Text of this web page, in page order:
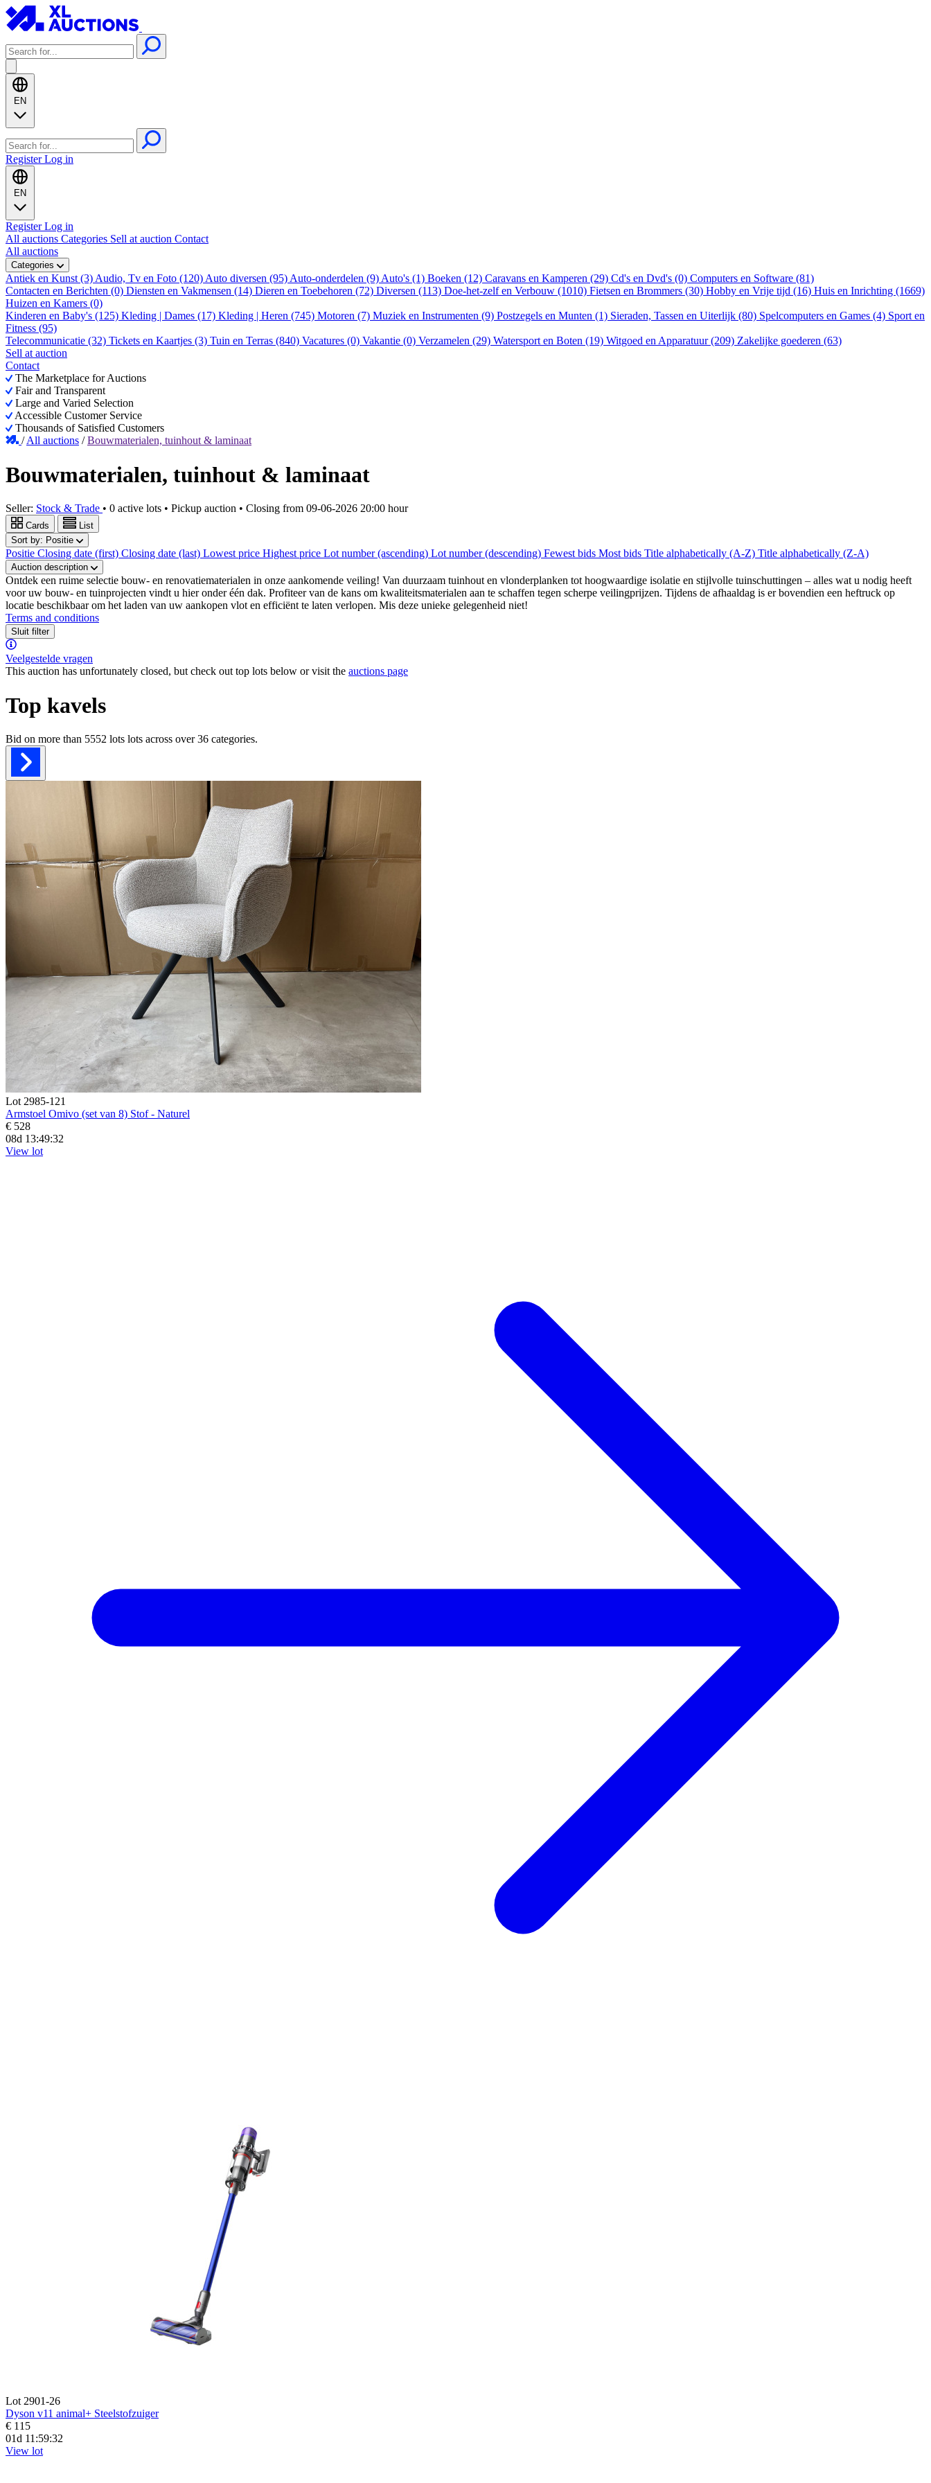
EN
RegisterLog in
EN
RegisterLog in
All auctions Categories Sell at auction Contact
All auctions
Categories
Antiek en Kunst (3) Audio, Tv en Foto (120) Auto diversen (95) Auto-onderdelen (9) Auto's (1) Boeken (12) Caravans en Kamperen (29) Cd's en Dvd's (0) Computers en Software (81)
Contacten en Berichten (0) Diensten en Vakmensen (14) Dieren en Toebehoren (72) Diversen (113) Doe-het-zelf en Verbouw (1010) Fietsen en Brommers (30) Hobby en Vrije tijd (16) Huis en Inrichting (1669)
Huizen en Kamers (0)
Kinderen en Baby's (125) Kleding | Dames (17) Kleding | Heren (745) Motoren (7) Muziek en Instrumenten (9) Postzegels en Munten (1) Sieraden, Tassen en Uiterlijk (80) Spelcomputers en Games (4) Sport en
Fitness (95)
Telecommunicatie (32) Tickets en Kaartjes (3) Tuin en Terras (840) Vacatures (0) Vakantie (0) Verzamelen (29) Watersport en Boten (19) Witgoed en Apparatuur (209) Zakelijke goederen (63)
Sell at auction
Contact
The Marketplace for Auctions
Fair and Transparent
Large and Varied Selection
Accessible Customer Service
Thousands of Satisfied Customers
/All auctions /Bouwmaterialen, tuinhout & laminaat
Bouwmaterialen, tuinhout & laminaat
Seller: Stock & Trade • 0 active lots • Pickup auction • Closing from 09-06-2026 20:00 hour
Cards
List
Sort by: Positie
Positie Closing date (first) Closing date (last) Lowest price Highest price Lot number (ascending) Lot number (descending) Fewest bids Most bids Title alphabetically (A-Z) Title alphabetically (Z-A)
Auction description
Ontdek een ruime selectie bouw- en renovatiematerialen in onze aankomende veiling! Van duurzaam tuinhout en vlonderplanken tot hoogwaardige isolatie en stijlvolle tuinschuttingen – alles wat u nodig heeft
voor uw bouw- en tuinprojecten vindt u hier onder één dak. Profiteer van de kans om kwaliteitsmaterialen aan te schaffen tegen scherpe veilingprijzen. Tijdens de afhaaldag is er bovendien een heftruck op
locatie beschikbaar om het laden van uw aankopen vlot en efficiënt te laten verlopen. Mis deze unieke gelegenheid niet!
Terms and conditions
Sluit filter
Veelgestelde vragen
This auction has unfortunately closed, but check out top lots below or visit the auctions page
Top kavels
Bid on more than 5552 lots lots across over36 categories.
Lot 2985-121
Armstoel Omivo (set van 8) Stof - Naturel
€ 528
08d 13:49:30
View lot
Lot 2901-26
Dyson v11 animal+ Steelstofzuiger
€ 115
01d 11:59:30
View lot